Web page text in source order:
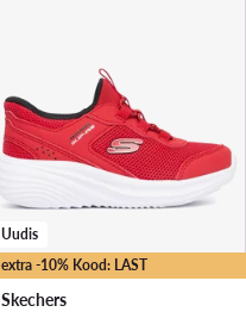
extra -10% Kood: LAST
Uudis
Skechers